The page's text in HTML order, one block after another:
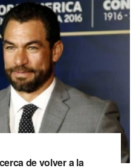
de volver a la